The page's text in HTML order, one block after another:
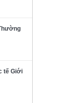
tế Giới